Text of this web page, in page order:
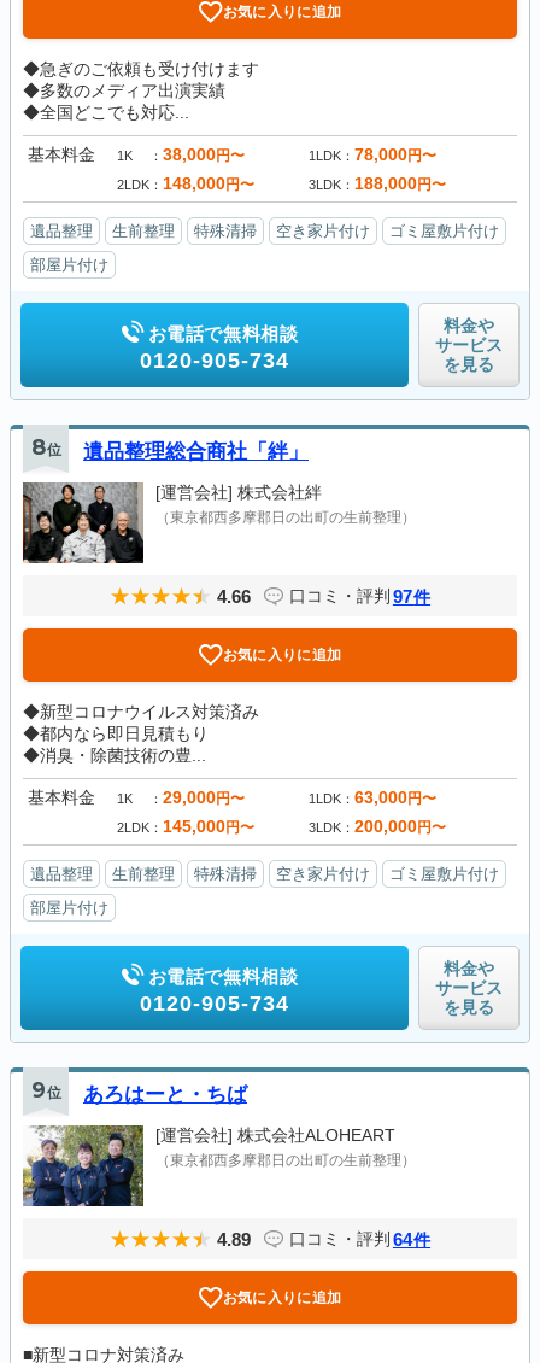
お気に入りに追加
◆急ぎのご依頼も受け付けます
◆多数のメディア出演実績
◆全国どこでも対応...
基本料金 1K 38,000円〜 1LDK 78,000円〜
2LDK 148,000円〜 3LDK 188,000円〜
遺品整理 生前整理 特殊清掃 空き家片付け
ゴミ屋敷片付け
部屋片付け
お電話で無料相談
0120-905-734
料金や
サービス
を見る
8位 遺品整理総合商社「絆」
[運営会社] 株式会社絆
（東京都西多摩郡日の出町の生前整理）
4.66 口コミ・評判 97件
お気に入りに追加
◆新型コロナウイルス対策済み
◆都内なら即日見積もり
◆消臭・除菌技術の豊...
基本料金 1K 29,000円〜 1LDK 63,000円〜
2LDK 145,000円〜 3LDK 200,000円〜
遺品整理 生前整理 特殊清掃 空き家片付け
ゴミ屋敷片付け
部屋片付け
お電話で無料相談
0120-905-734
料金や
サービス
を見る
9位 あろはーと・ちば
[運営会社] 株式会社ALOHEART
（東京都西多摩郡日の出町の生前整理）
4.89 口コミ・評判 64件
お気に入りに追加
■新型コロナ対策済み